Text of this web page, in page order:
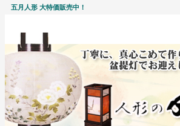
五月人形 大特価販売中！